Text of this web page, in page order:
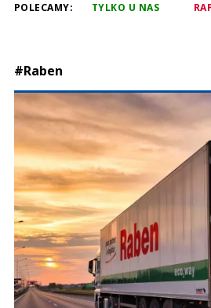
POLECAMY: TYLKO U NAS
#Raben